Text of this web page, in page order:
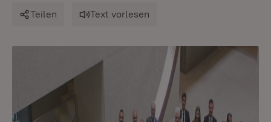
Teilen Text vorlesen